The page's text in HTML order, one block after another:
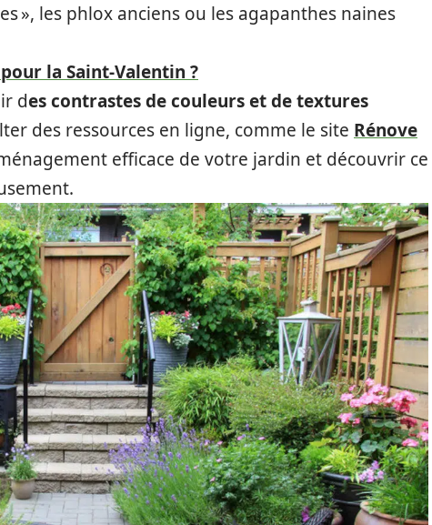
», les phlox anciens ou les agapanthes naines
la Saint-Valentin ?
des contrastes de couleurs et de textures
des ressources en ligne, comme le site Rénove
efficace de votre jardin et découvrir ce